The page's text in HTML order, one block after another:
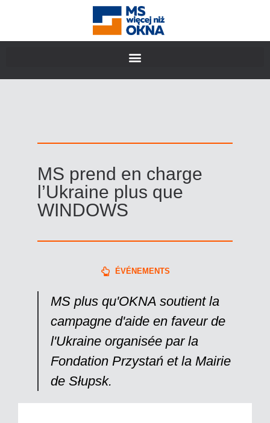
MS prend en charge
l’Ukraine plus que
WINDOWS
ÉVÉNEMENTS
MS plus qu'OKNA soutient la
campagne d'aide en faveur de
l'Ukraine organisée par la
Fondation Przystań et la Mairie
de Słupsk.